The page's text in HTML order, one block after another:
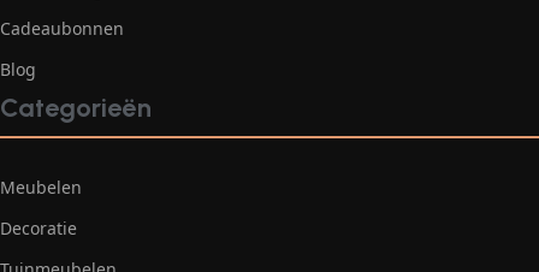
Cadeaubonnen
Blog
Categorieën
Meubelen
Decoratie